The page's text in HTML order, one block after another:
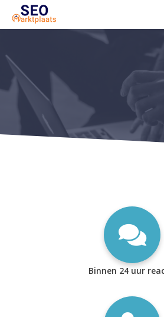
SEO tools reviews
Marketeer bij jou in
Offerte
1. Seo voor
2. Onderzoeken
Binnen 24 uur